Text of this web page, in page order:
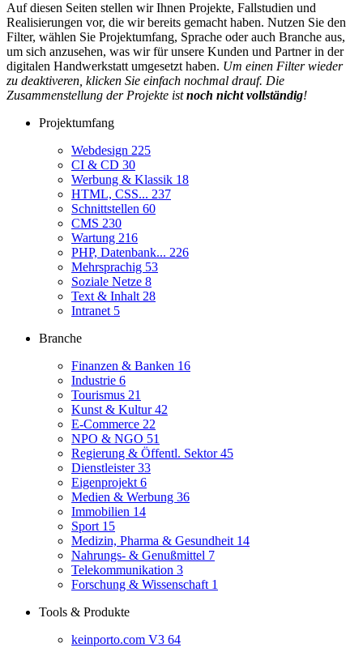
Auf diesen Seiten stellen wir Ihnen Projekte, Fallstudien und
Realisierungen vor, die wir bereits gemacht haben. Nutzen Sie den
Filter, wählen Sie Projektumfang, Sprache oder auch Branche aus,
um sich anzusehen, was wir für unsere Kunden und Partner in der
digitalen Handwerkstatt umgesetzt haben. Um einen Filter wieder
zu deaktiveren, klicken Sie einfach nochmal drauf. Die
Zusammenstellung der Projekte istnoch nicht vollständig!
Projektumfang
Webdesign 225
CI & CD 30
Werbung & Klassik 18
HTML, CSS... 237
Schnittstellen 60
CMS 230
Wartung 216
PHP, Datenbank... 226
Mehrsprachig 53
Soziale Netze 8
Text & Inhalt 28
Intranet 5
Branche
Finanzen & Banken 16
Industrie 6
Tourismus 21
Kunst & Kultur42
E-Commerce 22
NPO & NGO 51
Regierung & Öffentl. Sektor45
Dienstleister33
Eigenprojekt 6
Medien & Werbung 36
Immobilien 14
Sport 15
Medizin, Pharma & Gesundheit 14
Nahrungs- & Genußmittel 7
Telekommunikation 3
Forschung & Wissenschaft 1
Tools & Produkte
keinporto.com V3 64